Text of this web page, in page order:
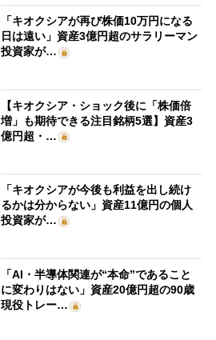
「キオクシアが再び株価10万円になる
日は遠い」資産3億円超のサラリーマン
投資家が…
【キオクシア・ショック後に「株価倍
増」も期待できる注目銘柄5選】資産3
億円超・…
「キオクシアが今後も利益を出し続け
るかは分からない」資産11億円の個人
投資家が…
「AI・半導体関連が“本命”であること
に変わりはない」資産20億円超の90歳
現役トレー…